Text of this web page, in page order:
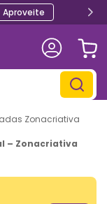
Aproveite
Zonacriativa
– Zonacriativa